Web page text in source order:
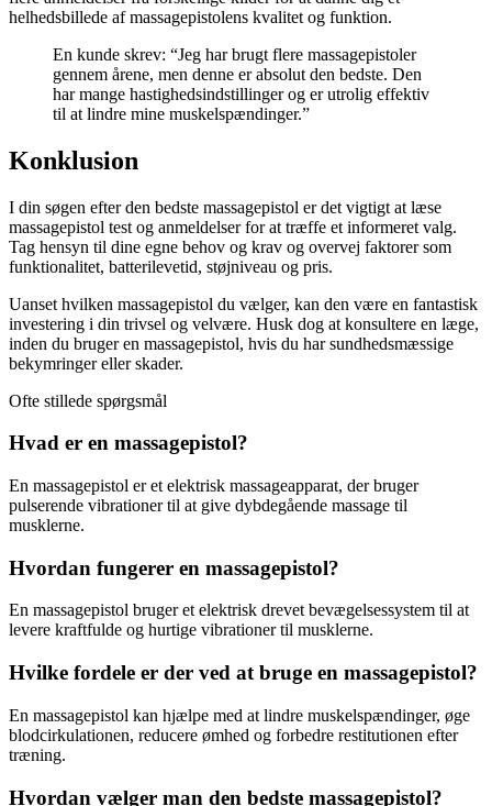
helhedsbillede af massagepistolens kvalitet og funktion.
En kunde skrev: “Jeg har brugt flere massagepistoler
gennem årene, men denne er absolut den bedste. Den
har mange hastighedsindstillinger og er utrolig effektiv
til at lindre mine muskelspændinger.”
Konklusion
I din søgen efter den bedste massagepistol er det vigtigt at læse
massagepistol test og anmeldelser for at træffe et informeret valg.
Tag hensyn til dine egne behov og krav og overvej faktorer som
funktionalitet, batterilevetid, støjniveau og pris.
Uanset hvilken massagepistol du vælger, kan den være en fantastisk
investering i din trivsel og velvære. Husk dog at konsultere en læge,
inden du bruger en massagepistol, hvis du har sundhedsmæssige
bekymringer eller skader.
Ofte stillede spørgsmål
Hvad er en massagepistol?
En massagepistol er et elektrisk massageapparat, der bruger
pulserende vibrationer til at give dybdegående massage til
musklerne.
Hvordan fungerer en massagepistol?
En massagepistol bruger et elektrisk drevet bevægelsessystem til at
levere kraftfulde og hurtige vibrationer til musklerne.
Hvilke fordele er der ved at bruge en massagepistol?
En massagepistol kan hjælpe med at lindre muskelspændinger, øge
blodcirkulationen, reducere ømhed og forbedre restitutionen efter
træning.
Hvordan vælger man den bedste massagepistol?